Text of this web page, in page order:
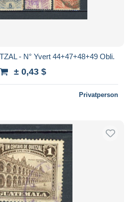
- N° Yvert 44+47+48+49 Obli.
± 0,43 $
Privatperson